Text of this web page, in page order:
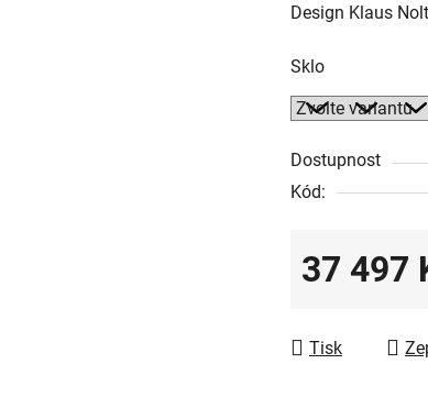
Design Klaus
Sklo
Dostupnost
Kód:
37 497
Tisk